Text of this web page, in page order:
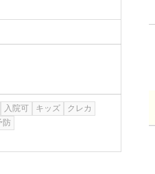
入院可 キッズ
クレカ
防